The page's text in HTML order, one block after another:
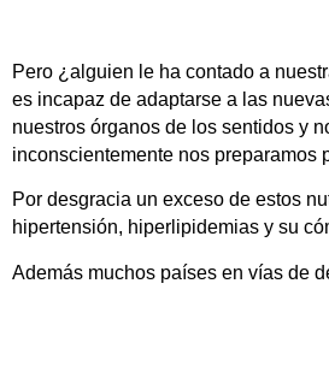
Pero ¿alguien le ha contado a
es incapaz de adaptarse a las
nuestros órganos de los sentidos y
inconscientemente nos preparamos
Por desgracia un exceso de estos
hipertensión, hiperlipidemias y su
Además muchos países en vías de